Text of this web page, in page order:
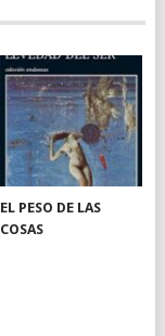
EL PESO DE LAS
COSAS